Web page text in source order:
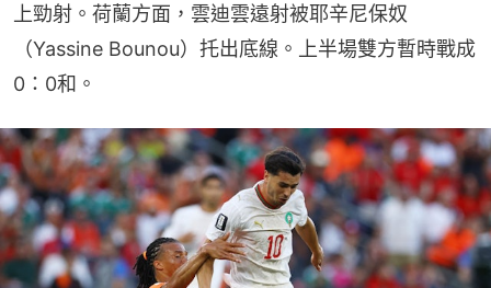
上勁射。荷蘭方面，雲迪雲遠射被耶辛尼保奴
（Yassine Bounou）托出底線。上半場雙方暫時戰成
0：0和。